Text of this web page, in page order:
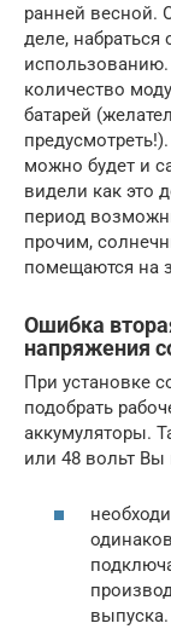
ранней весной.
деле,
количество
батарей
можно будет и
видели как это
период
прочим,
помещаются на
Ошибка
напряжения
При установке
подобрать
аккумуляторы.
или 48 вольт Вы
выпуска.